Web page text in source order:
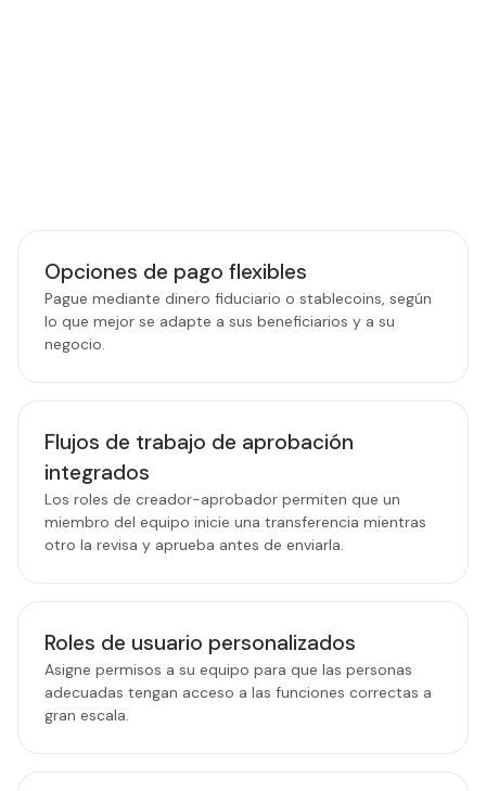
Opciones de pago flexibles
Pague mediante dinero fiduciario o stablecoins, según
lo que mejor se adapte a sus beneficiarios y a su
negocio.
Flujos de trabajo de aprobación
integrados
Los roles de creador-aprobador permiten que un
miembro del equipo inicie una transferencia mientras
otro la revisa y aprueba antes de enviarla.
Roles de usuario personalizados
Asigne permisos a su equipo para que las personas
adecuadas tengan acceso a las funciones correctas a
gran escala.